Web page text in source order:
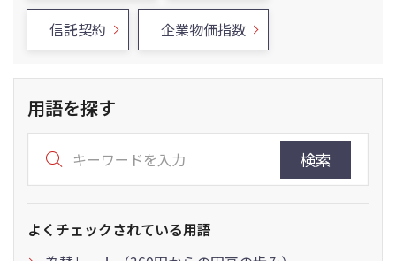
信託契約 企業物価指数
用語を探す
検索
よくチェックされている用語